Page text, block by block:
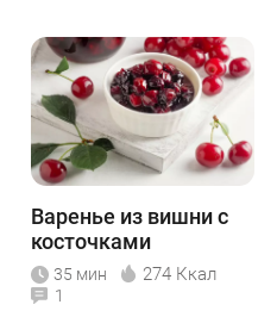
Варенье из вишни с
косточками
35 мин 274 Ккал
1